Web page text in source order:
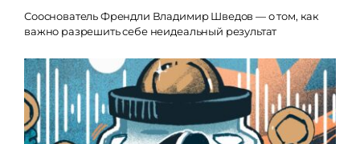
Сооснователь Френдли Владимир Шведов — о том, как
важно разрешить себе неидеальный результат